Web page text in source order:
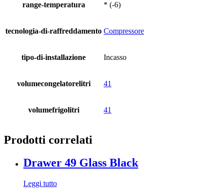
range-temperatura * (-6)
tecnologia-di-raffreddamento Compressore
tipo-di-installazione Incasso
volumecongelatorelitri 41
volumefrigolitri 41
Prodotti correlati
Drawer 49 Glass Black
Leggi tutto